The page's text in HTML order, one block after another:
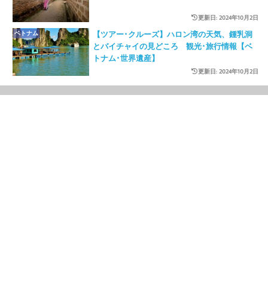
更新日: 2024年10月2日
【ツアー･クルーズ】ハロン湾の天気、鍾乳洞
とバイチャイの見どころ 観光･旅行情報【ベ
トナム･世界遺産】
ベトナム
更新日: 2024年10月2日